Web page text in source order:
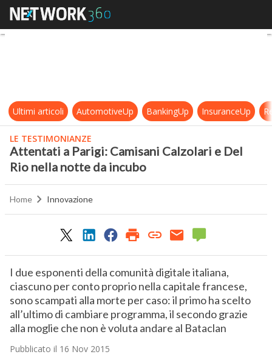
Attentati a Parigi: Camisani
Ultimi articoli AutomotiveUp BankingUp InsuranceUp
LE TESTIMONIANZE
Attentati a Parigi: Camisani Calzolari e Del
Rio nella notte da incubo
Home Innovazione
I due esponenti della comunità digitale italiana,
ciascuno per conto proprio nella capitale francese,
sono scampati alla morte per caso: il primo ha scelto
all’ultimo di cambiare programma, il secondo grazie
alla moglie che non è voluta andare al Bataclan
Pubblicato il 16 Nov 2015